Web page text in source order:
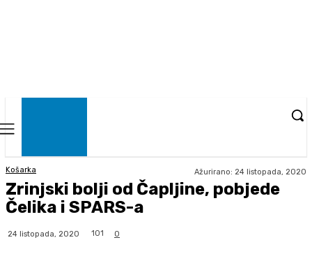
Košarka Ažurirano: 24 listopada, 2020
Zrinjski bolji od Čapljine, pobjede
Čelika i SPARS-a
24 listopada, 2020 101 0